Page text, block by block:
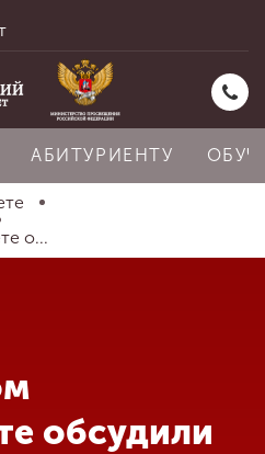
АБИТУРИЕНТУ
о...
обсудили